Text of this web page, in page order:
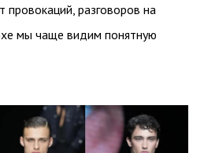
разговоров на
мы чаще видим понятную